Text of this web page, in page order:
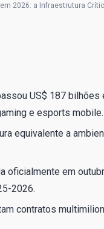
2026: a Infraestrutura
US$ 187
e esports mobile.
equivalente a
oficialmente em
2026.
contratos